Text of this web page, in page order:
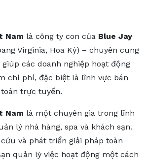
Nam là công ty con của Blue Jay
Virginia, Hoa Kỳ) – chuyên cung
các doanh nghiệp hoạt động
chí phí, đặc biệt là lĩnh vực bán
trực tuyến.
Nam là một chuyên gia trong lĩnh
lý nhà hàng, spa và khách sạn.
và phát triển giải pháp toàn
quản lý việc hoạt động một cách